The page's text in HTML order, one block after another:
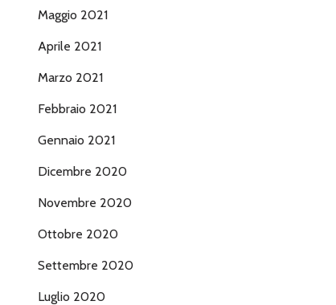
Maggio 2021
Aprile 2021
Marzo 2021
Febbraio 2021
Gennaio 2021
Dicembre 2020
Novembre 2020
Ottobre 2020
Settembre 2020
Luglio 2020